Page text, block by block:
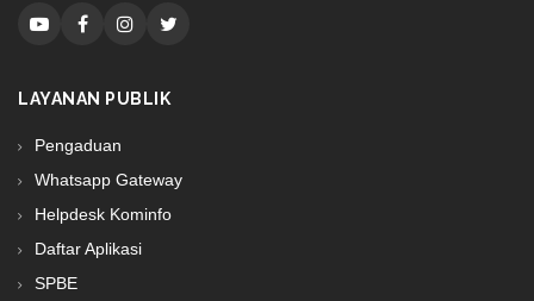
LAYANAN PUBLIK
Pengaduan
Whatsapp Gateway
Helpdesk Kominfo
Daftar Aplikasi
SPBE